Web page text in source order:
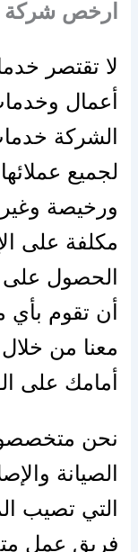
ارخص شركة
لا تقتصر
أعمال
الشركة
لجميع
ورخيصة وغير
مكلفة على
الحصول على
أن تقوم بأي
معنا من
أمامك على
نحن
الصيانة
التي تصيب
فريق عمل